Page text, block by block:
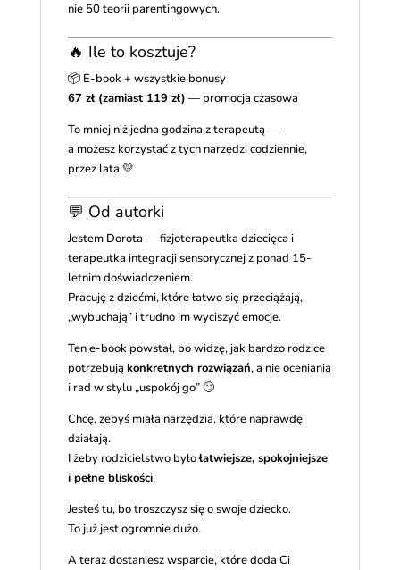
nie 50 teorii parentingowych.
🔥 Ile to kosztuje?
📦 E-book + wszystkie bonusy
67 zł (zamiast 119 zł) — promocja czasowa
To mniej niż jedna godzina z terapeutą —
a możesz korzystać z tych narzędzi codziennie,
przez lata 💛
💬 Od autorki
Jestem Dorota — fizjoterapeutka dziecięca i
terapeutka integracji sensorycznej z ponad 15-
letnim doświadczeniem.
Pracuję z dziećmi, które łatwo się przeciążają,
„wybuchają” i trudno im wyciszyć emocje.
Ten e-book powstał, bo widzę, jak bardzo rodzice
potrzebują konkretnych rozwiązań, a nie oceniania
i rad w stylu „uspokój go” 🙄
Chcę, żebyś miała narzędzia, które naprawdę
działają.
I żeby rodzicielstwo byłołatwiejsze, spokojniejsze
i pełne bliskości.
Jesteś tu, bo troszczysz się o swoje dziecko.
To już jest ogromnie dużo.
A teraz dostaniesz wsparcie, które doda Ci